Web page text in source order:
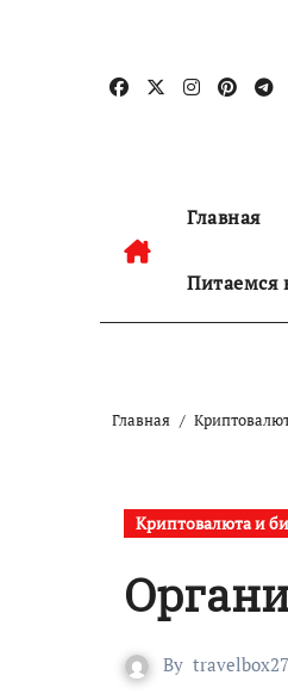
содержанию
Главная
Питаемся
Главная
Криптовалюта и
By travelbox27_